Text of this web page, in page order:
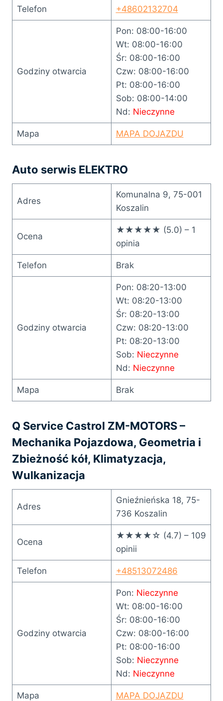
Telefon +48602132704
Godziny otwarcia
Pon: 08:00-16:00
Wt: 08:00-16:00
Śr: 08:00-16:00
Czw: 08:00-16:00
Pt: 08:00-16:00
Sob: 08:00-14:00
Nd: Nieczynne
Mapa MAPA DOJAZDU
Auto serwis ELEKTRO
Adres
Komunalna 9, 75-001
Koszalin
Ocena
★★★★★ (5.0) – 1
opinia
Telefon Brak
Godziny otwarcia
Pon: 08:20-13:00
Wt: 08:20-13:00
Śr: 08:20-13:00
Czw: 08:20-13:00
Pt: 08:20-13:00
Sob: Nieczynne
Nd: Nieczynne
Mapa Brak
Q Service Castrol ZM-MOTORS –
Mechanika Pojazdowa, Geometria i
Zbieżność kół, Klimatyzacja,
Wulkanizacja
Adres
Gnieźnieńska 18, 75-
736 Koszalin
Ocena
★★★★☆ (4.7) – 109
opinii
Telefon +48513072486
Godziny otwarcia
Pon: Nieczynne
Wt: 08:00-16:00
Śr: 08:00-16:00
Czw: 08:00-16:00
Pt: 08:00-16:00
Sob: Nieczynne
Nd: Nieczynne
Mapa MAPA DOJAZDU